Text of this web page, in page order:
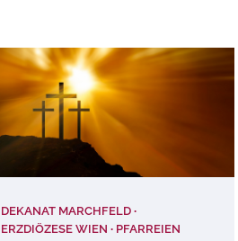
DEKANAT MARCHFELD
ERZDIÖZESE WIEN
PFARREIEN